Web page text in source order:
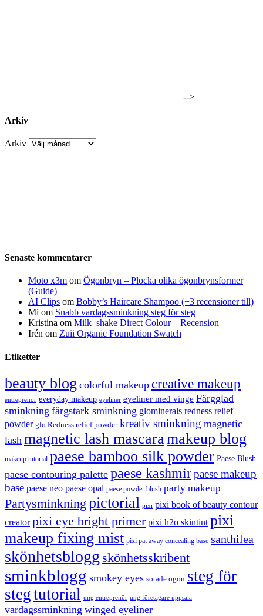
-->
Arkiv
Arkiv
Senaste kommentarer
Moto x3m om Ögonbryn – Plocka olika ögonbrynsformer
(Guide)
AI Clips om Bobby’s Haircare Shampoo (+3 recensioner till)
Mi om Snabb vardagssminkning steg för steg
Kristina om Milk_shake Direct Colour – Recension
Irén om Zuii Organic Foundation Swatch
Etiketter
beauty blog colorful makeup creative makeup
entreprenör everyday makeup eyeliner eyeliner med vinge Färgglad
sminkning färgstark sminkning glominerals redness relief
powder glo Redness relief powder kreativ sminkning magnetic
lash magnetic lash mascaramakeup blog
makeup tutorial paese bamboo silk powder Paese Blush
paese contouring palette paese kashmirpaese makeup
base paese neo paese opal paese powder blush party makeup
Partysminkning pictorial pixi pixi book of beauty contour
creator pixi eye bright primer pixi h2o skintint pixi
makeup fixing mist pixi pat away concealing base santhilea
skönhetsblogg skönhetsskribent
sminkblogg smokey eyes sotade ögon steg för
stegtutorial ung entreprenör ung företagare uppsala
vardagssminkning winged eyeliner